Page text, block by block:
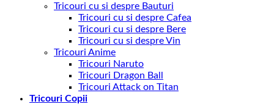
Tricouri cu si despre Bauturi
Tricouri cu si despre Cafea
Tricouri cu si despre Bere
Tricouri cu si despre Vin
Tricouri Anime
Tricouri Naruto
Tricouri Dragon Ball
Tricouri Attack on Titan
Tricouri Copii